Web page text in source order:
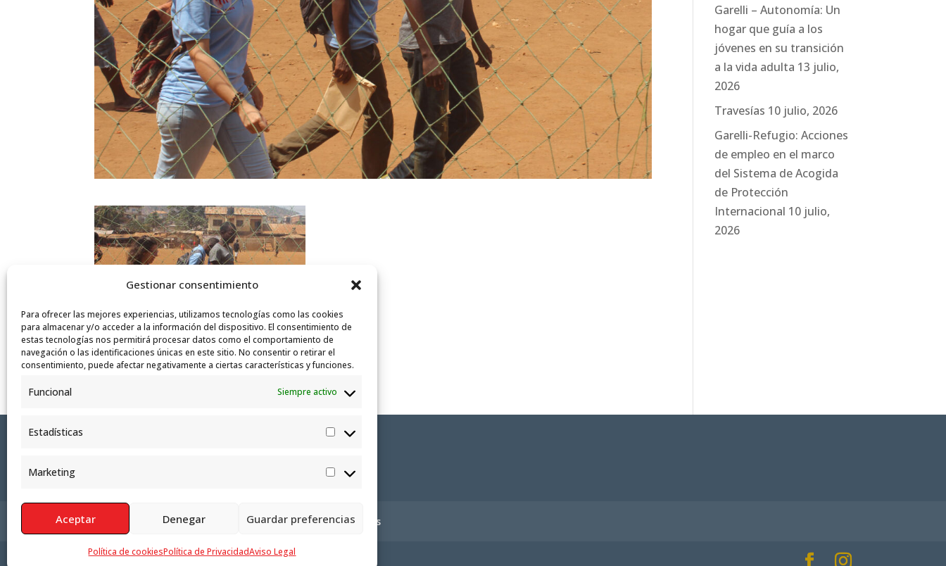
Gestionar consentimiento
Para ofrecer las mejores experiencias, utilizamos tecnologías como las cookies
para almacenar y/o acceder a la información del dispositivo. El consentimiento de
estas tecnologías nos permitirá procesar datos como el comportamiento de
navegación o las identificaciones únicas en este sitio. No consentir o retirar el
consentimiento, puede afectar negativamente a ciertas características y funciones.
Funcional Siempre activo
Estadísticas
Estadísticas
Marketing
Marketing
Aceptar Denegar Guardar preferencias
Política de cookiesPolítica de PrivacidadAviso Legal
Garelli – Autonomía: Un
hogar que guía a los
jóvenes en su transición
a la vida adulta 13 julio,
2026
Travesías 10 julio, 2026
Garelli-Refugio: Acciones
de empleo en el marco
del Sistema de Acogida
de Protección
Internacional 10 julio,
2026
Política de Privacidad Aviso Legal Política de cookies